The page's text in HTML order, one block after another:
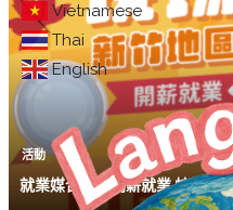
Vietnamese
Thai
English
活動
就業媒合｜「開薪就業 蛇麼都